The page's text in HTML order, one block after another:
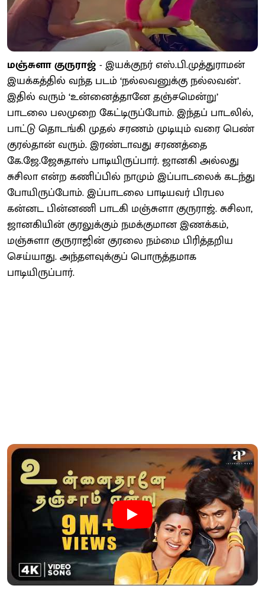
மஞ்சுளா குருராஜ் - இயக்குநர் எஸ்.பி.முத்துராமன்
இயக்கத்தில் வந்த படம் ‘நல்லவனுக்கு நல்லவன்’.
இதில் வரும் ‘உன்னைத்தானே தஞ்சமென்று’
பாடலை பலமுறை கேட்டிருப்போம். இந்தப் பாடலில்,
பாட்டு தொடங்கி முதல் சரணம் முடியும் வரை பெண்
குரல்தான் வரும். இரண்டாவது சரணத்தை
கே.ஜே.ஜேசுதாஸ் பாடியிருப்பார். ஜானகி அல்லது
சுசிலா என்ற கணிப்பில் நாமும் இப்பாடலைக் கடந்து
போயிருப்போம். இப்பாடலை பாடியவர் பிரபல
கன்னட பின்னணி பாடகி மஞ்சுளா குருராஜ். சுசிலா,
ஜானகியின் குரலுக்கும் நமக்குமான இணக்கம்,
மஞ்சுளா குருராஜின் குரலை நம்மை பிரித்தறிய
செய்யாது. அந்தளவுக்குப் பொருத்தமாக
பாடியிருப்பார்.